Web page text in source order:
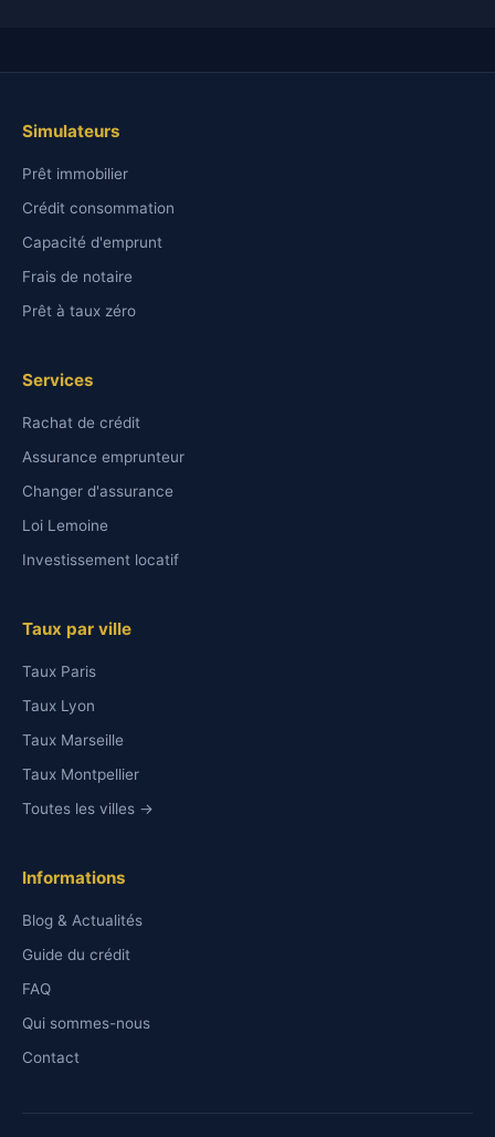
Simulateurs
Prêt immobilier
Crédit consommation
Capacité d'emprunt
Frais de notaire
Prêt à taux zéro
Services
Rachat de crédit
Assurance emprunteur
Changer d'assurance
Loi Lemoine
Investissement locatif
Taux par ville
Taux Paris
Taux Lyon
Taux Marseille
Taux Montpellier
Toutes les villes →
Informations
Blog & Actualités
Guide du crédit
FAQ
Qui sommes-nous
Contact